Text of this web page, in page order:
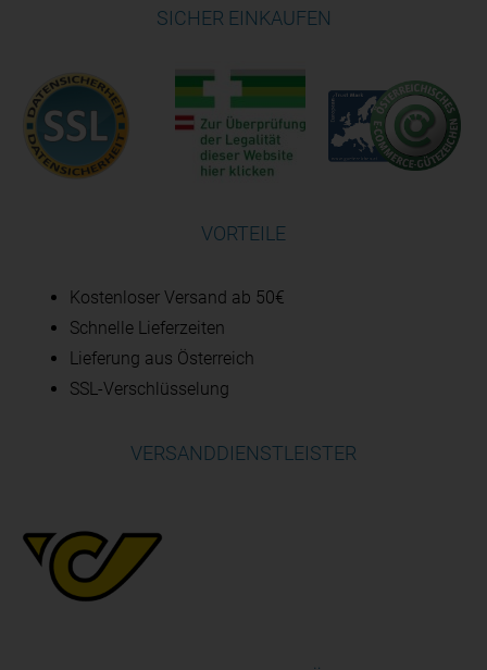
SICHER EINKAUFEN
VORTEILE
Kostenloser Versand ab 50€
Schnelle Lieferzeiten
Lieferung aus Österreich
SSL-Verschlüsselung
VERSANDDIENSTLEISTER